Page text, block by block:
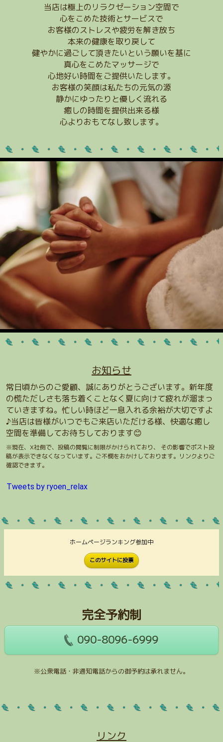
当店は極上のリラクゼーション空間で
心をこめた技術とサービスで
お客様のストレスや疲労を解き放ち
本来の健康を取り戻して
健やかに過ごして頂きたいという願いを基に
真心をこめたマッサージで
心地好い時間をご提供いたします。
お客様の笑顔は私たちの元気の源
静かにゆったりと優しく流れる
癒しの時間を提供出来る様
心よりおもてなし致します。
お知らせ
常日頃からのご愛顧、誠にありがとうございます。新年度
の慌ただしさも落ち着くことなく夏に向けて疲れが溜まっ
ていきますね。忙しい時ほど一息入れる余裕が大切ですよ
♪当店は皆様がいつでもご来店いただける様、快適な癒し
空間を準備してお待ちしております😊
※現在、X社側で、投稿の閲覧に制限がかけられており、 その影響でポスト投
稿が表示できなくなっています。ご不憫をおかけしております。リンクよりご
確認できます。
Tweets by ryoen_relax
ホームページランキング参加中
このサイトに投票
完全予約制
090-8096-6999
※公衆電話・非通知電話からの御予約は承れません。
リンク